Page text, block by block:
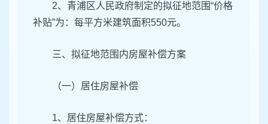
2、青浦区人民政府制定的拟征地范围“价格
补贴”为：每平方米建筑面积550元。
三、拟征地范围内房屋补偿方案
（一）居住房屋补偿
1、居住房屋补偿方式：